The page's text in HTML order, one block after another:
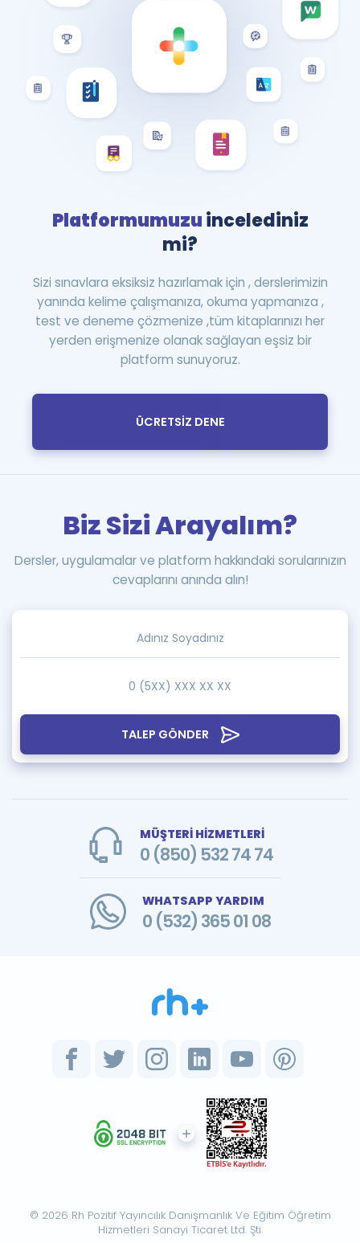
Platformumuzuincelediniz
mi?
Sizi sınavlara eksiksiz hazırlamak için , derslerimizin
yanında kelime çalışmanıza, okuma yapmanıza ,
test ve deneme çözmenize ,tüm kitaplarınızı her
yerden erişmenize olanak sağlayan eşsiz bir
platform sunuyoruz.
ÜCRETSİZ DENE
TALEP GÖNDER
Biz Sizi Arayalım?
Dersler, uygulamalar ve platform hakkındaki sorularınızın
cevaplarını anında alın!
MÜŞTERİ HİZMETLERİ
0 (850) 532 74 74
WHATSAPP YARDIM
0 (532) 365 01 08
© 2026 Rh Pozitif Yayıncılık Danışmanlık Ve Eğitim Öğretim
Hizmetleri Sanayi Ticaret Ltd. Şti.